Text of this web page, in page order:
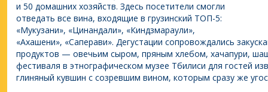
и 50 домашних хозяйств. Здесь посетители смогли
отведать все вина, входящие в грузинский ТОП-5:
«Мукузани», «Цинандали», «Киндзмараули»,
«Ахашени», «Саперави». Дегустации сопровождались
продуктов — овечьим сыром, пряным хлебом, хачапури,
фестиваля в этнографическом музее Тбилиси для гостей
глиняный кувшин с созревшим вином, которым сразу же